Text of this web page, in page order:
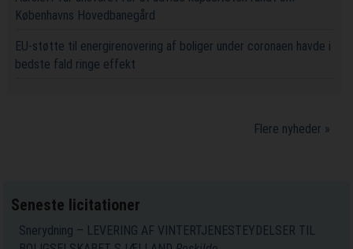
Københavns Hovedbanegård
EU-støtte til energirenovering af boliger under coronaen havde i
bedste fald ringe effekt
Flere nyheder »
Seneste licitationer
Snerydning – LEVERING AF VINTERTJENESTEYDELSER TIL